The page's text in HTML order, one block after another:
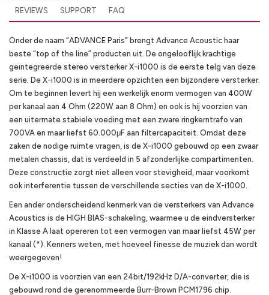
REVIEWS SUPPORT FAQ
Onder de naam “ADVANCE Paris” brengt Advance Acoustic haar
beste “top of the line” producten uit. De ongelooflijk krachtige
geïntegreerde stereo versterker X-i1000 is de eerste telg van deze
serie. De X-i1000 is in meerdere opzichten een bijzondere versterker.
Om te beginnen levert hij een werkelijk enorm vermogen van 400W
per kanaal aan 4 Ohm (220W aan 8 Ohm) en ook is hij voorzien van
een uitermate stabiele voeding met een zware ringkerntrafo van
700VA en maar liefst 60.000μF aan filtercapaciteit. Omdat deze
zaken de nodige ruimte vragen, is de X-i1000 gebouwd op een zwaar
metalen chassis, dat is verdeeld in 5 afzonderlijke compartimenten.
Deze constructie zorgt niet alleen voor stevigheid, maar voorkomt
ook interferentie tussen de verschillende secties van de X-i1000.
Een ander onderscheidend kenmerk van de versterkers van Advance
Acoustics is de HIGH BIAS-schakeling, waarmee u de eindversterker
in Klasse A laat opereren tot een vermogen van maar liefst 45W per
kanaal (*). Kenners weten, met hoeveel finesse de muziek dan wordt
weergegeven!
De X-i1000 is voorzien van een 24bit/192kHz D/A-converter, die is
gebouwd rond de gerenommeerde Burr-Brown PCM1796 chip.